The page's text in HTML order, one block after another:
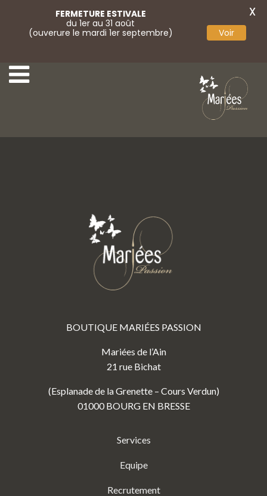
BOUTIQUE MARIÉES PASSION
Mariées de l’Ain
21 rue Bichat
(Esplanade de la Grenette – Cours Verdun)
01000 BOURG EN BRESSE
Services
Equipe
Recrutement
FERMETURE ESTIVALE
du 1er au 31 août
(ouverure le mardi 1er septembre)
Voir
X